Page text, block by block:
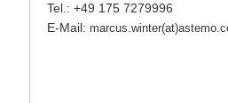
Tel.: +49 175 7279996
E-Mail: